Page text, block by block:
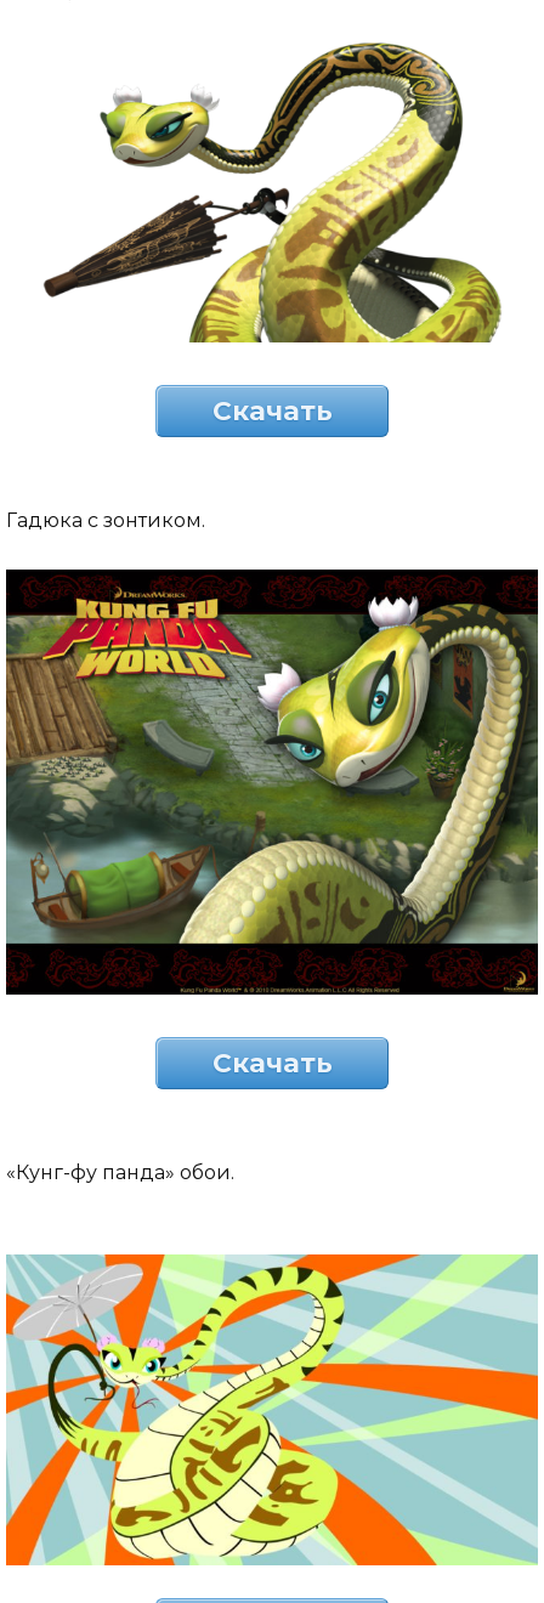
Скачать
Гадюка с зонтиком.
Скачать
«Кунг-фу панда» обои.